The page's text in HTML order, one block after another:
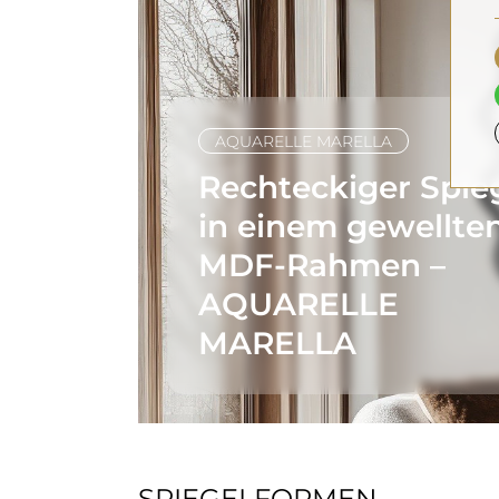
AQUARELLE MARELLA
Rechteckiger
in einem
MDF-Rahmen –
AQUARELLE
MARELLA